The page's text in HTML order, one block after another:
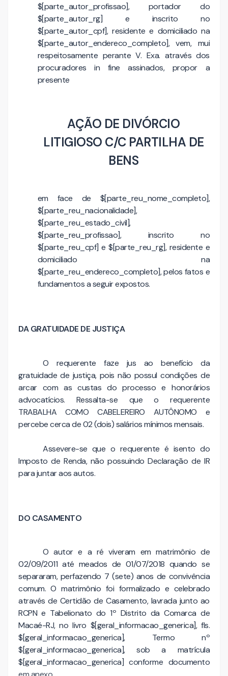
$[parte_autor_profissao], portador do
$[parte_autor_rg] e inscrito no
$[parte_autor_cpf], residente e domiciliado na
$[parte_autor_endereco_completo], vem, mui
respeitosamente perante V. Exa. através dos
procuradores in fine assinados, propor a
presente
AÇÃO DE DIVÓRCIO
LITIGIOSO C/C PARTILHA DE
BENS
em face de $[parte_reu_nome_completo],
$[parte_reu_nacionalidade],
$[parte_reu_estado_civil],
$[parte_reu_profissao], inscrito no
$[parte_reu_cpf] e $[parte_reu_rg], residente e
domiciliado na
$[parte_reu_endereco_completo], pelos fatos e
fundamentos a seguir expostos.
DA GRATUIDADE DE JUSTIÇA
O requerente faze jus ao benefício da
gratuidade de justiça, pois não possuI condições de
arcar com as custas do processo e honorários
advocatícios. Ressalta-se que o requerente
TRABALHA COMO CABELEREIRO AUTÔNOMO e
percebe cerca de 02 (dois) salários mínimos mensais.
Assevere-se que o requerente é isento do
Imposto de Renda, não possuindo Declaração de IR
para juntar aos autos.
DO CASAMENTO
O autor e a ré viveram em matrimônio de
02/09/2011 até meados de 01/07/2018 quando se
separaram, perfazendo 7 (sete) anos de convivência
comum. O matrimônio foi formalizado e celebrado
através de Certidão de Casamento, lavrada junto ao
RCPN e Tabelionato do 1º Distrito da Comarca de
Macaé-RJ, no livro $[geral_informacao_generica], fls.
$[geral_informacao_generica], Termo nº
$[geral_informacao_generica], sob a matrícula
$[geral_informacao_generica] conforme documento